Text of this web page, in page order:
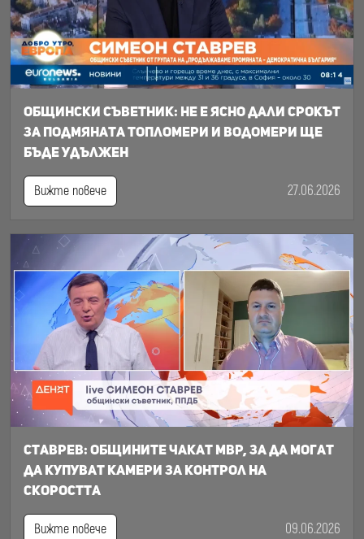
Общински съветник: Не е ясно дали срокът
за подмяната топломери и водомери ще
бъде удължен
Вижте повече 27.06.2026
Ставрев: общините чакат МВР, за да могат
да купуват камери за контрол на
скоростта
Вижте повече 09.06.2026